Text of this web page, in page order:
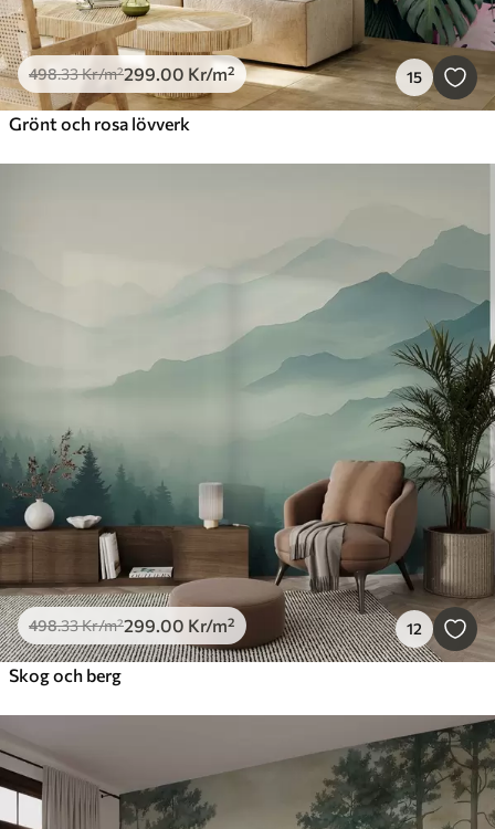
498.33Kr/m²299.00 Kr/m² 15
Grönt och rosa lövverk
498.33Kr/m²299.00 Kr/m² 12
Skog och berg